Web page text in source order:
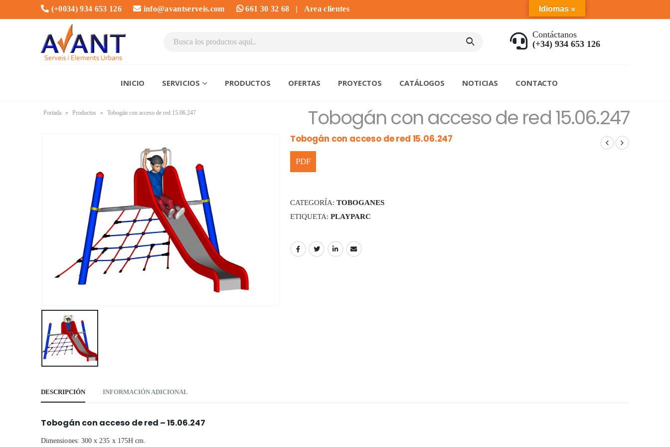
(+0034) 934 653 126 info@avantserveis.com 661 30 32 68 | Area clientes
Contáctanos
(+34) 934 653 126
INICIO SERVICIOS PRODUCTOS OFERTAS PROYECTOS CATÁLOGOS NOTICIAS CONTACTO
Tobogán con acceso de red 15.06.247
Portada » Productos » Tobogán con acceso de red 15.06.247
Tobogán con acceso de red 15.06.247
CATEGORÍA: TOBOGANES
ETIQUETA: PLAYPARC
DESCRIPCIÓN INFORMACIÓN ADICIONAL
Tobogán con acceso de red – 15.06.247
Dimensiones: 300 x 235 x 175H cm.
Idiomas »